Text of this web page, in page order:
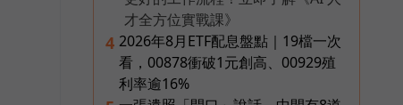
才全方位實戰課》
4 2026年8月ETF配息盤點｜19檔一次
看，00878衝破1元創高、00929殖
利率逾16%